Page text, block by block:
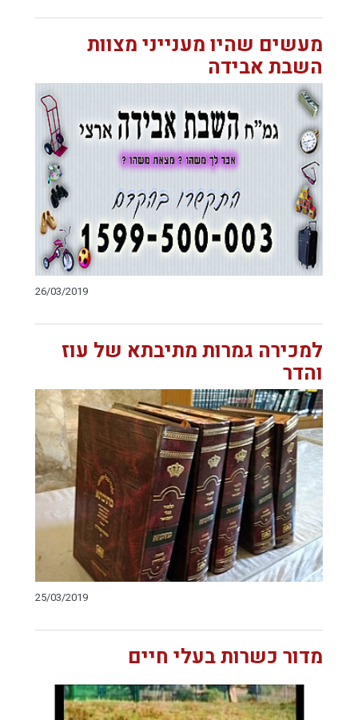
מעשים שהיו מענייני מצוות
השבת אבידה
26/03/2019
למכירה גמרות מתיבתא של עוז
והדר
25/03/2019
מדור כשרות בעלי חיים